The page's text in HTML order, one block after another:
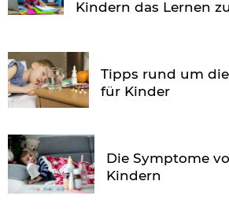
Kindern das Lernen
Tipps rund um
für Kinder
Die Symptome
Kindern